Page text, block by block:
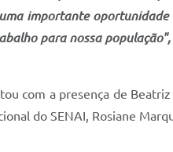
importante
para nossa população",
com a presença de
do SENAI, Rosiane